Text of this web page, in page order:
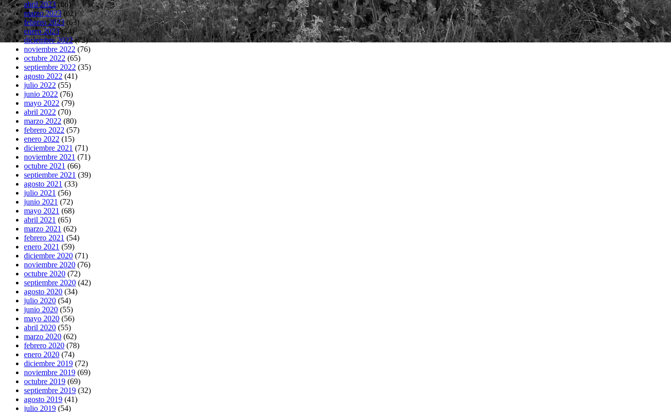
abril 2023(66)
marzo 2023(62)
febrero 2023(63)
enero 2023(74)
diciembre 2022(73)
noviembre 2022 (76)
octubre 2022 (65)
septiembre 2022 (35)
agosto 2022 (41)
julio 2022 (55)
junio 2022 (76)
mayo 2022 (79)
abril 2022 (70)
marzo 2022 (80)
febrero 2022 (57)
enero 2022 (15)
diciembre 2021 (71)
noviembre 2021 (71)
octubre 2021 (66)
septiembre 2021 (39)
agosto 2021 (33)
julio 2021 (56)
junio 2021 (72)
mayo 2021 (68)
abril 2021 (65)
marzo 2021 (62)
febrero 2021 (54)
enero 2021 (59)
diciembre 2020 (71)
noviembre 2020 (76)
octubre 2020 (72)
septiembre 2020 (42)
agosto 2020 (34)
julio 2020 (54)
junio 2020 (55)
mayo 2020 (56)
abril 2020 (55)
marzo 2020 (62)
febrero 2020 (78)
enero 2020 (74)
diciembre 2019 (72)
noviembre 2019 (69)
octubre 2019 (69)
septiembre 2019 (32)
agosto 2019 (41)
julio 2019 (54)